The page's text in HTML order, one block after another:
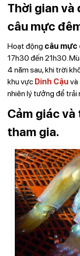
Thời gian và
câu mực
Hoạt động câu mực
17h30 đến 21h30.
4 năm sau, khi trời
khu vực Dinh Cậu và
nhiên lý tưởng để trải
Cảm giác
tham gia.